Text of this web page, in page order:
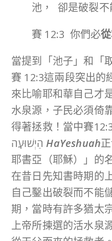
池， 卻是破裂不
賽 12:3 你們必
當提到「池子」和「
賽 12:3這兩段突出的
來比喻耶和華自己才
水泉源，子民必須倚
得著拯救！當中賽
הַיְשׁוּעָֽהHaYeshuah
耶書亞（耶穌）」的
在昔日先知書時期的
自己鑿出破裂而不能
期，當時有許多猶太
上帝所揀選的活水